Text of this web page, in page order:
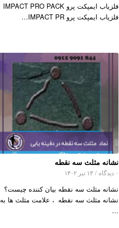
فلزیاب ایمپکت پرو IMPACT PRO PACK
فلزیاب ایمپکت پرو IMPACT PR…
نشانه مثلث سه نقطه
۰ دیدگاه / ۱۳ تیر ۱۴۰۲
نشانه مثلث سه نقطه بیان کننده چیست؟
نشانه مثلث سه نقطه ، علامت مثلث ها به
…